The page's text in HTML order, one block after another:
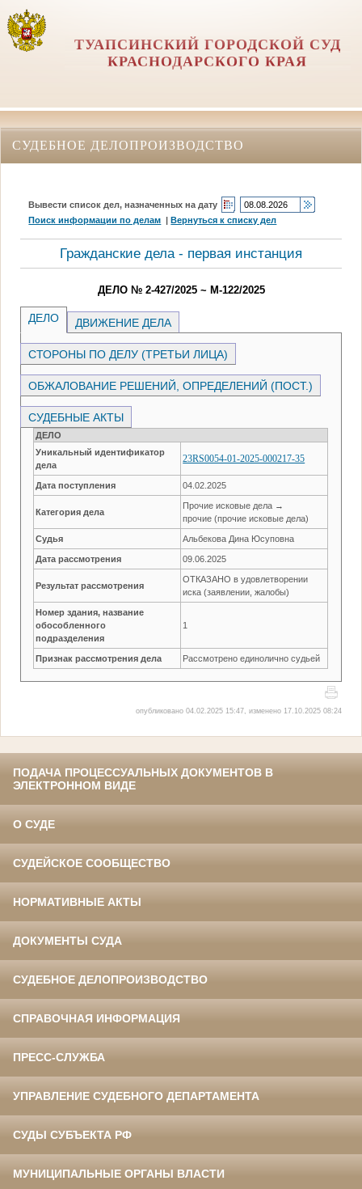
ТУАПСИНСКИЙ ГОРОДСКОЙ СУД
КРАСНОДАРСКОГО КРАЯ
СУДЕБНОЕ ДЕЛОПРОИЗВОДСТВО
Вывести список дел, назначенных на дату
Поиск информации по делам |Вернуться к списку дел
Гражданские дела - первая инстанция
ДЕЛО № 2-427/2025 ~ М-122/2025
ДЕЛО ДВИЖЕНИЕ ДЕЛА
СТОРОНЫ ПО ДЕЛУ (ТРЕТЬИ ЛИЦА)
ОБЖАЛОВАНИЕ РЕШЕНИЙ, ОПРЕДЕЛЕНИЙ (ПОСТ.)
СУДЕБНЫЕ АКТЫ
ДЕЛО
Уникальный идентификатор
дела
23RS0054-01-2025-000217-35
Дата поступления 04.02.2025
Категория дела
Прочие исковые дела →
прочие (прочие исковые дела)
Судья Альбекова Дина Юсуповна
Дата рассмотрения 09.06.2025
Результат рассмотрения
ОТКАЗАНО в удовлетворении
иска (заявлении, жалобы)
Номер здания, название
обособленного
подразделения
1
Признак рассмотрения дела Рассмотрено единолично судьей
опубликовано 04.02.2025 15:47, изменено 17.10.2025 08:24
ПОДАЧА ПРОЦЕССУАЛЬНЫХ ДОКУМЕНТОВ В
ЭЛЕКТРОННОМ ВИДЕ
О СУДЕ
СУДЕЙСКОЕ СООБЩЕСТВО
НОРМАТИВНЫЕ АКТЫ
ДОКУМЕНТЫ СУДА
СУДЕБНОЕ ДЕЛОПРОИЗВОДСТВО
СПРАВОЧНАЯ ИНФОРМАЦИЯ
ПРЕСС-СЛУЖБА
УПРАВЛЕНИЕ СУДЕБНОГО ДЕПАРТАМЕНТА
СУДЫ СУБЪЕКТА РФ
МУНИЦИПАЛЬНЫЕ ОРГАНЫ ВЛАСТИ